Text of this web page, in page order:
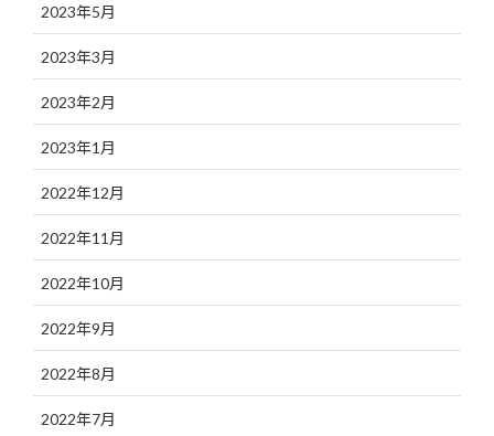
2023年5月
2023年3月
2023年2月
2023年1月
2022年12月
2022年11月
2022年10月
2022年9月
2022年8月
2022年7月